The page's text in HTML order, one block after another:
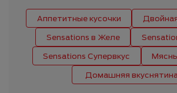
Аппетитные кусочки
Sensations в Желе
Sensations Супервкус
Домашняя вкуснятина